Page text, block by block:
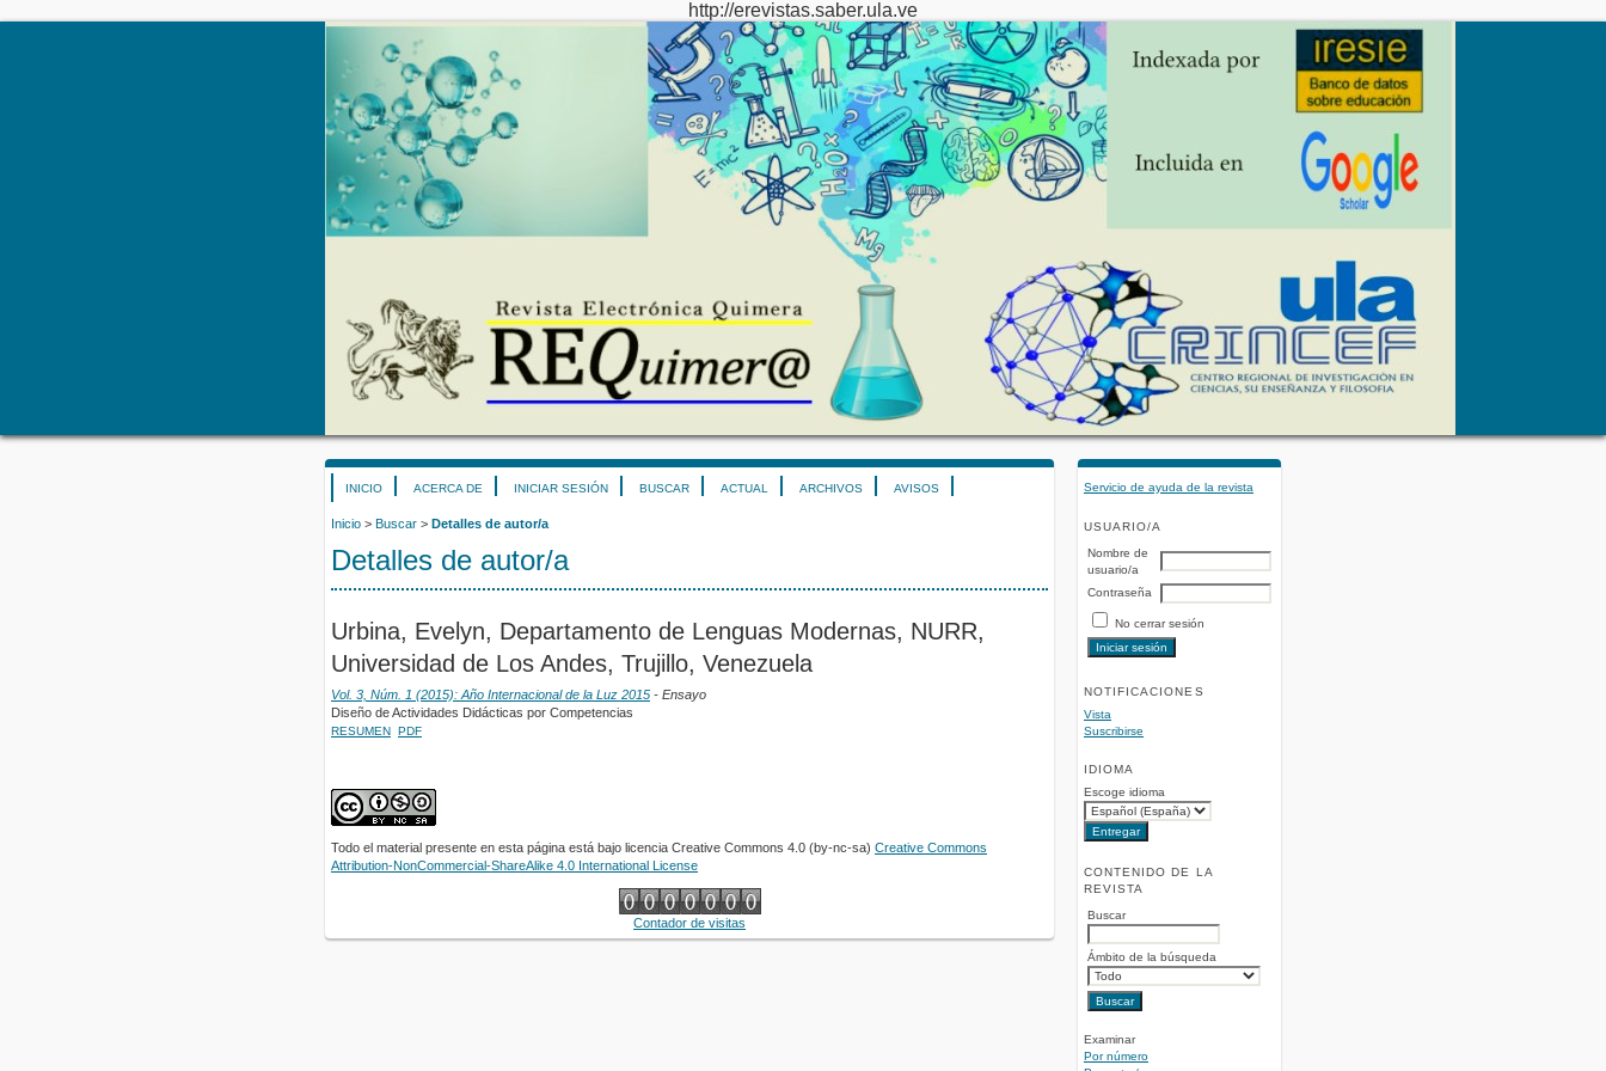
http://erevistas.saber.ula.ve
Servicio de ayuda de la revista
USUARIO/A
Nombre de
usuario/a
Contraseña
No cerrar sesión
NOTIFICACIONES
Vista
Suscribirse
IDIOMA
Escoge idioma
CONTENIDO DE LA
REVISTA
Buscar
Ámbito de la búsqueda
Examinar
Por número
INICIO ACERCA DE INICIAR SESIÓN BUSCAR ACTUAL ARCHIVOS AVISOS
Inicio > Buscar > Detalles de autor/a
Detalles de autor/a
Urbina, Evelyn, Departamento de Lenguas Modernas, NURR,
Universidad de Los Andes, Trujillo, Venezuela
Vol. 3, Núm. 1 (2015): Año Internacional de la Luz 2015 - Ensayo
Diseño de Actividades Didácticas por Competencias
RESUMEN PDF
Todo el material presente en esta página está bajo licencia Creative Commons 4.0 (by-nc-sa) Creative Commons
Attribution-NonCommercial-ShareAlike 4.0 International License
Contador de visitas